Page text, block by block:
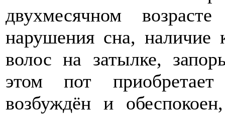
двухмесячном
нарушения сна, наличие
волос на затылке,
этом пот
возбуждён и